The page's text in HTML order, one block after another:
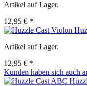
Artikel auf Lager.
12,95 € *
Artikel auf Lager.
12,95 € *
Kunden haben sich auch